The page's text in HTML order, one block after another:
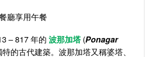
廳享用午餐
– 817 年的 波那加塔(Ponagar
的古代建築。波那加塔又稱婆塔、